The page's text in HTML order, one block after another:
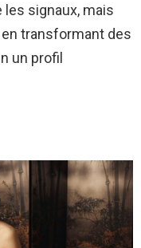
les signaux, mais
transformant des
un profil